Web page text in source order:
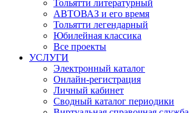
Тольятти литературный
АВТОВАЗ и его время
Тольятти легендарный
Юбилейная классика
Все проекты
УСЛУГИ
Электронный каталог
Онлайн-регистрация
Личный кабинет
Сводный каталог периодики